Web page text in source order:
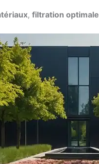
, filtration optimale